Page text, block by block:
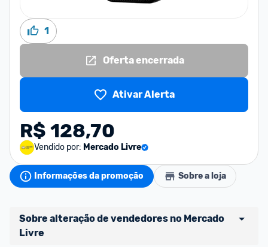
1
Oferta encerrada
Ativar Alerta
R$ 128,70
Vendido por: Mercado Livre
Informações da promoção Sobre a loja
Sobre alteração de vendedores no Mercado
Livre